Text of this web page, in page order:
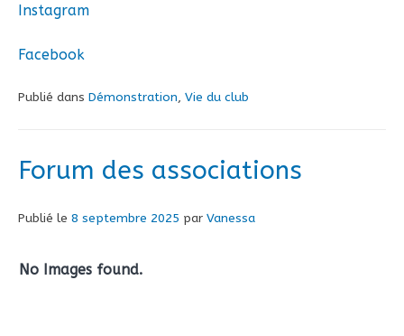
Instagram
Facebook
Publié dans Démonstration, Vie du club
Forum des associations
Publié le 8 septembre 2025 par Vanessa
No Images found.